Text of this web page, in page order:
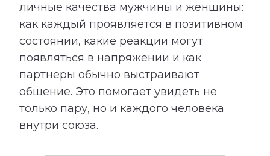
личные качества мужчины и женщины:
как каждый проявляется в позитивном
состоянии, какие реакции могут
появляться в напряжении и как
партнеры обычно выстраивают
общение. Это помогает увидеть не
только пару, но и каждого человека
внутри союза.